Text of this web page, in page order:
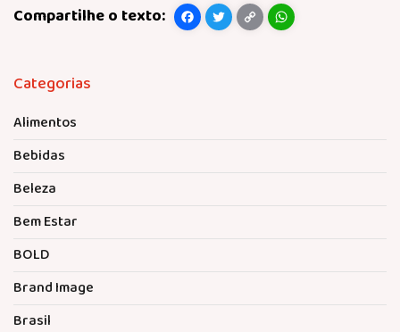
Facebook
TwitterCopyWhatsApp
Categorias
Alimentos
Bebidas
Beleza
Bem Estar
BOLD
Brand Image
Brasil